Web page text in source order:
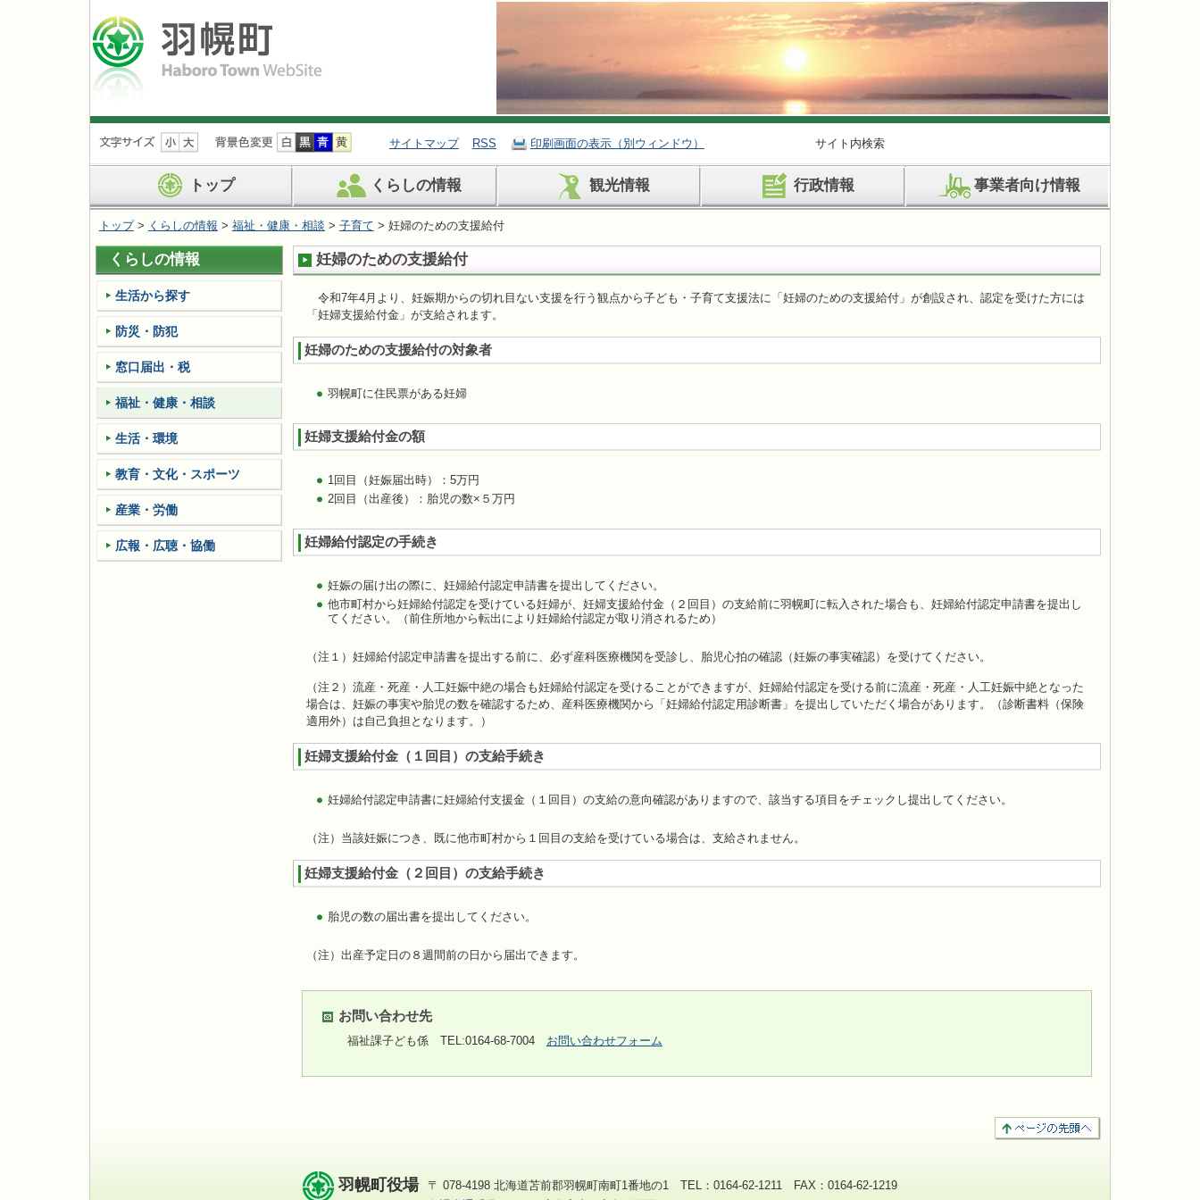
ナ
ビ
ョ
ン
を
飛
ば
す
サイトマップ RSS 印刷画面の表示（別ウィンドウ） サイト内検索
トップ くらしの情報 観光情報 行政情報 事業者向け情報
トップ> くらしの情報 > 福祉・健康・相談 > 子育て > 妊婦のための支援給付
妊婦のための支援給付
令和7年4月より、妊娠期からの切れ目ない支援を行う観点から子ども・子育て支援法に「妊婦のための支援給付」が創設され、認定を受けた方には
「妊婦支援給付金」が支給されます。
妊婦のための支援給付の対象者
羽幌町に住民票がある妊婦
妊婦支援給付金の額
1回目（妊娠届出時）：5万円
2回目（出産後）：胎児の数×５万円
妊婦給付認定の手続き
妊娠の届け出の際に、妊婦給付認定申請書を提出してください。
他市町村から妊婦給付認定を受けている妊婦が、妊婦支援給付金（２回目）の支給前に羽幌町に転入された場合も、妊婦給付認定申請書を提出し
てください。（前住所地から転出により妊婦給付認定が取り消されるため）
（注１）妊婦給付認定申請書を提出する前に、必ず産科医療機関を受診し、胎児心拍の確認（妊娠の事実確認）を受けてください。
（注２）流産・死産・人工妊娠中絶の場合も妊婦給付認定を受けることができますが、妊婦給付認定を受ける前に流産・死産・人工妊娠中絶となった
場合は、妊娠の事実や胎児の数を確認するため、産科医療機関から「妊婦給付認定用診断書」を提出していただく場合があります。（診断書料（保険
適用外）は自己負担となります。）
妊婦支援給付金（１回目）の支給手続き
妊婦給付認定申請書に妊婦給付支援金（１回目）の支給の意向確認がありますので、該当する項目をチェックし提出してください。
（注）当該妊娠につき、既に他市町村から１回目の支給を受けている場合は、支給されません。
妊婦支援給付金（２回目）の支給手続き
胎児の数の届出書を提出してください。
（注）出産予定日の８週間前の日から届出できます。
お問い合わせ先
福祉課子ども係TEL:0164-68-7004 お問い合わせフォーム
くらしの情報
生活から探す
防災・防犯
窓口届出・税
福祉・健康・相談
生活・環境
教育・文化・スポーツ
産業・労働
広報・広聴・協働
羽幌町役場
〒 078-4198 北海道苫前郡羽幌町南町1番地の1 TEL：0164-62-1211 FAX：0164-62-1219